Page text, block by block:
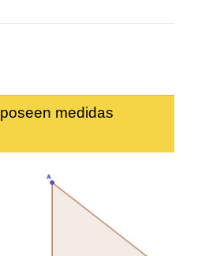
poseen medidas